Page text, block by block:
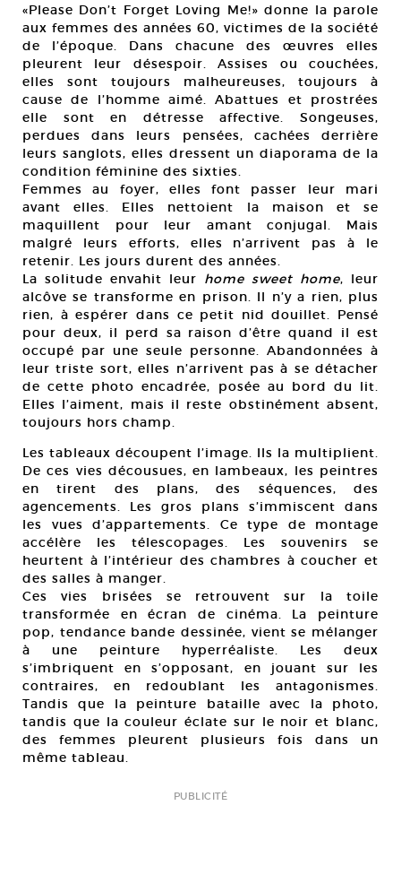
«Please Don’t Forget Loving Me!» donne la parole
aux femmes des années 60, victimes de la société
de l’époque. Dans chacune des œuvres elles
pleurent leur désespoir. Assises ou couchées,
elles sont toujours malheureuses, toujours à
cause de l’homme aimé. Abattues et prostrées
elle sont en détresse affective. Songeuses,
perdues dans leurs pensées, cachées derrière
leurs sanglots, elles dressent un diaporama de la
condition féminine des sixties.
Femmes au foyer, elles font passer leur mari
avant elles. Elles nettoient la maison et se
maquillent pour leur amant conjugal. Mais
malgré leurs efforts, elles n’arrivent pas à le
retenir. Les jours durent des années.
La solitude envahit leur home sweet home, leur
alcôve se transforme en prison. Il n’y a rien, plus
rien, à espérer dans ce petit nid douillet. Pensé
pour deux, il perd sa raison d’être quand il est
occupé par une seule personne. Abandonnées à
leur triste sort, elles n’arrivent pas à se détacher
de cette photo encadrée, posée au bord du lit.
Elles l’aiment, mais il reste obstinément absent,
toujours hors champ.
Les tableaux découpent l’image. Ils la multiplient.
De ces vies décousues, en lambeaux, les peintres
en tirent des plans, des séquences, des
agencements. Les gros plans s’immiscent dans
les vues d’appartements. Ce type de montage
accélère les télescopages. Les souvenirs se
heurtent à l’intérieur des chambres à coucher et
des salles à manger.
Ces vies brisées se retrouvent sur la toile
transformée en écran de cinéma. La peinture
pop, tendance bande dessinée, vient se mélanger
à une peinture hyperréaliste. Les deux
s’imbriquent en s’opposant, en jouant sur les
contraires, en redoublant les antagonismes.
Tandis que la peinture bataille avec la photo,
tandis que la couleur éclate sur le noir et blanc,
des femmes pleurent plusieurs fois dans un
même tableau.
PUBLICITÉ